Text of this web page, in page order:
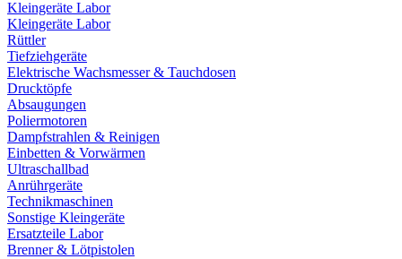
Kleingeräte Labor
Kleingeräte Labor
Rüttler
Tiefziehgeräte
Elektrische Wachsmesser & Tauchdosen
Drucktöpfe
Absaugungen
Poliermotoren
Dampfstrahlen & Reinigen
Einbetten & Vorwärmen
Ultraschallbad
Anrührgeräte
Technikmaschinen
Sonstige Kleingeräte
Ersatzteile Labor
Brenner & Lötpistolen